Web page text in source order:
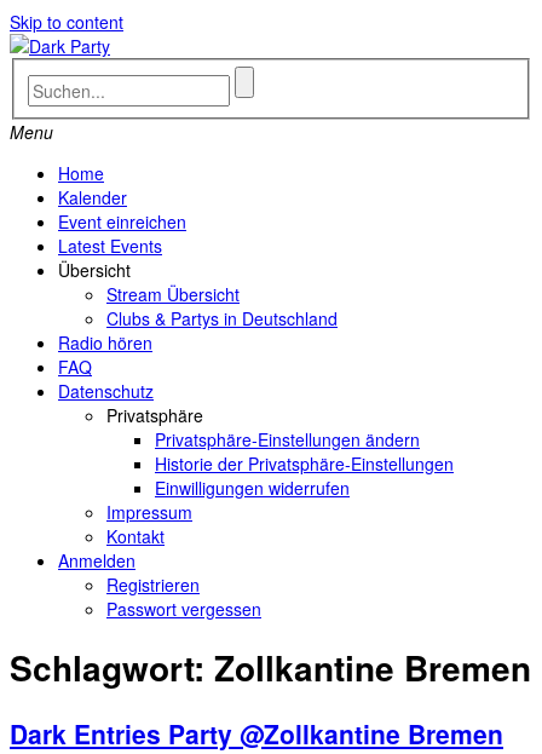
Skip to content
Menu
Home
Kalender
Event einreichen
Latest Events
Übersicht
Stream Übersicht
Clubs & Partys in Deutschland
Radio hören
FAQ
Datenschutz
Privatsphäre
Privatsphäre-Einstellungen ändern
Historie der Privatsphäre-Einstellungen
Einwilligungen widerrufen
Impressum
Kontakt
Anmelden
Registrieren
Passwort vergessen
Schlagwort: Zollkantine Bremen
Dark Entries Party @Zollkantine Bremen